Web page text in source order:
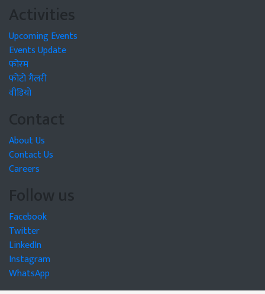
Activities
Upcoming Events
Events Update
फोरम
फोटो गैलरी
वीडियो
Contact
About Us
Contact Us
Careers
Follow us
Facebook
Twitter
LinkedIn
Instagram
WhatsApp